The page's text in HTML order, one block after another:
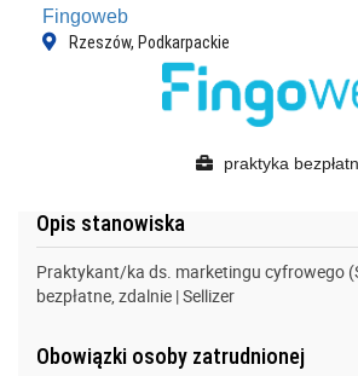
Fingoweb
Rzeszów, Podkarpackie
praktyka
Opis stanowiska
Praktykant/ka ds. marketingu cyfrowego
bezpłatne, zdalnie | Sellizer
Obowiązki osoby zatrudnionej